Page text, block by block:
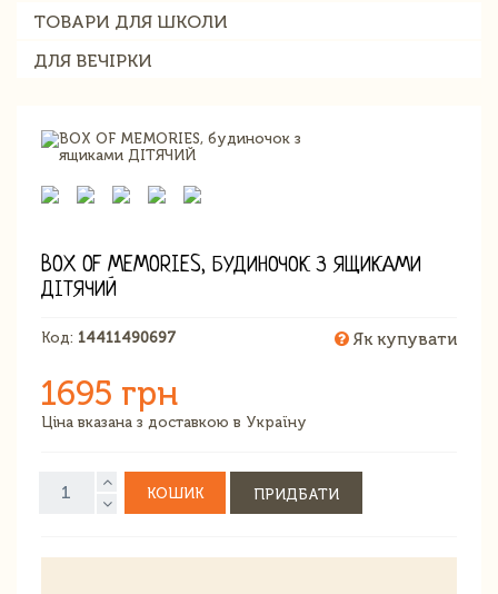
ТОВАРИ ДЛЯ ШКОЛИ
ДЛЯ ВЕЧІРКИ
BOX OF MEMORIES, БУДИНОЧОК З ЯЩИКАМИ
ДІТЯЧИЙ
Код: 14411490697 Як купувати
1695 грн
Ціна вказана з доставкою в Україну
КОШИК ПРИДБАТИ